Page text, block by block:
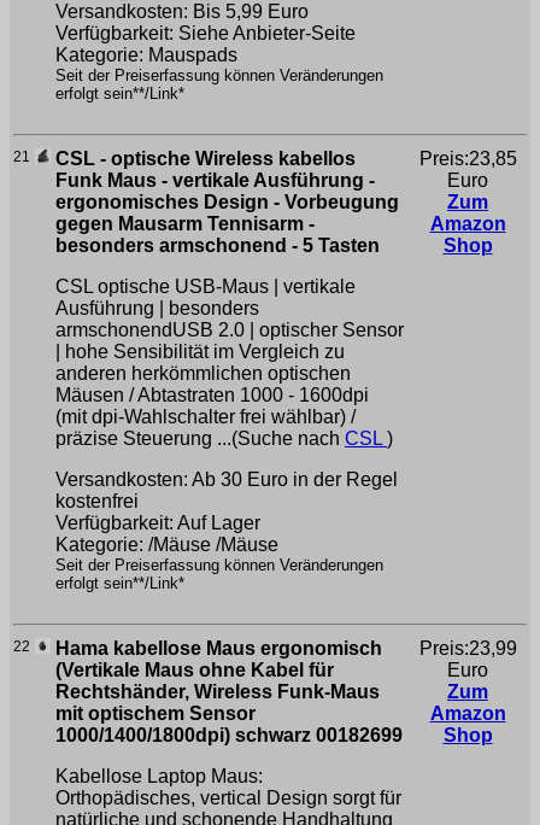
Versandkosten: Bis 5,99 Euro
Verfügbarkeit: Siehe Anbieter-Seite
Kategorie: Mauspads
Seit der Preiserfassung können Veränderungen
erfolgt sein**/Link*
21
CSL - optische Wireless kabellos
Funk Maus - vertikale Ausführung -
ergonomisches Design - Vorbeugung
gegen Mausarm Tennisarm -
besonders armschonend - 5 Tasten
CSL optische USB-Maus | vertikale
Ausführung | besonders
armschonendUSB 2.0 | optischer Sensor
| hohe Sensibilität im Vergleich zu
anderen herkömmlichen optischen
Mäusen / Abtastraten 1000 - 1600dpi
(mit dpi-Wahlschalter frei wählbar) /
präzise Steuerung ...(Suche nach CSL )
Versandkosten: Ab 30 Euro in der Regel
kostenfrei
Verfügbarkeit: Auf Lager
Kategorie: /Mäuse /Mäuse
Seit der Preiserfassung können Veränderungen
erfolgt sein**/Link*
Preis:23,85
Euro
Zum
Amazon
Shop
22
Hama kabellose Maus ergonomisch
(Vertikale Maus ohne Kabel für
Rechtshänder, Wireless Funk-Maus
mit optischem Sensor
1000/1400/1800dpi) schwarz 00182699
Kabellose Laptop Maus:
Orthopädisches, vertical Design sorgt für
natürliche und schonende Handhaltung
Preis:23,99
Euro
Zum
Amazon
Shop